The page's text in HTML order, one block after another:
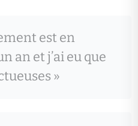
est en
an et j’ai eu que
»